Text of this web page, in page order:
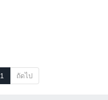
1 ถัดไป